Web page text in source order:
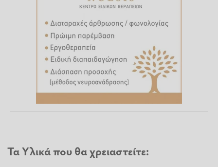
Τα Υλικά που θα χρειαστείτε: